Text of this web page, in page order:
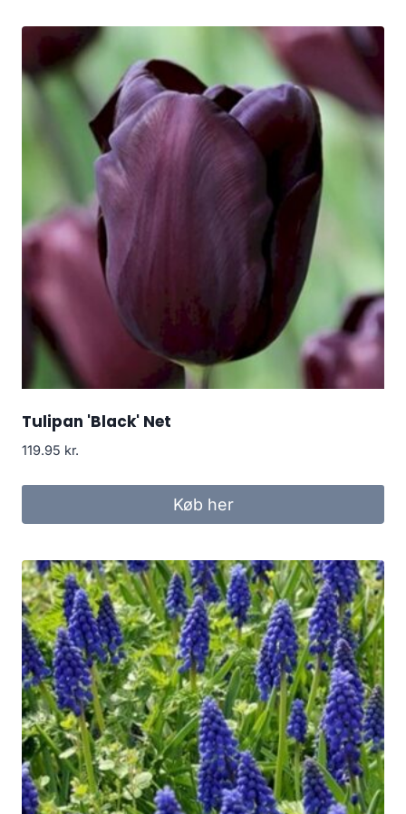
Tulipan 'Black' Net
119.95 kr.
Køb her